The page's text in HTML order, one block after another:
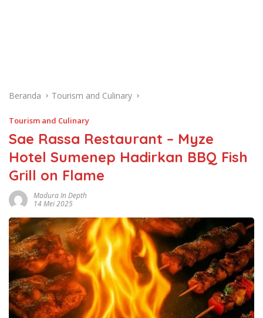
Beranda Tourism and Culinary
Tourism and Culinary
Sae Rassa Restaurant – Myze
Hotel Sumenep Hadirkan BBQ Fish
Grill on Flame
Madura In Depth
14 Mei 2025